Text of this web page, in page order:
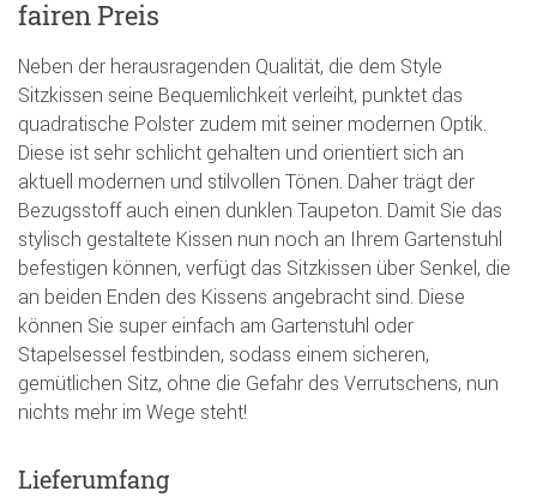
fairen Preis
Neben der herausragenden Qualität, die dem Style
Sitzkissen seine Bequemlichkeit verleiht, punktet das
quadratische Polster zudem mit seiner modernen Optik.
Diese ist sehr schlicht gehalten und orientiert sich an
aktuell modernen und stilvollen Tönen. Daher trägt der
Bezugsstoff auch einen dunklen Taupeton. Damit Sie das
stylisch gestaltete Kissen nun noch an Ihrem Gartenstuhl
befestigen können, verfügt das Sitzkissen über Senkel, die
an beiden Enden des Kissens angebracht sind. Diese
können Sie super einfach am Gartenstuhl oder
Stapelsessel festbinden, sodass einem sicheren,
gemütlichen Sitz, ohne die Gefahr des Verrutschens, nun
nichts mehr im Wege steht!
Lieferumfang